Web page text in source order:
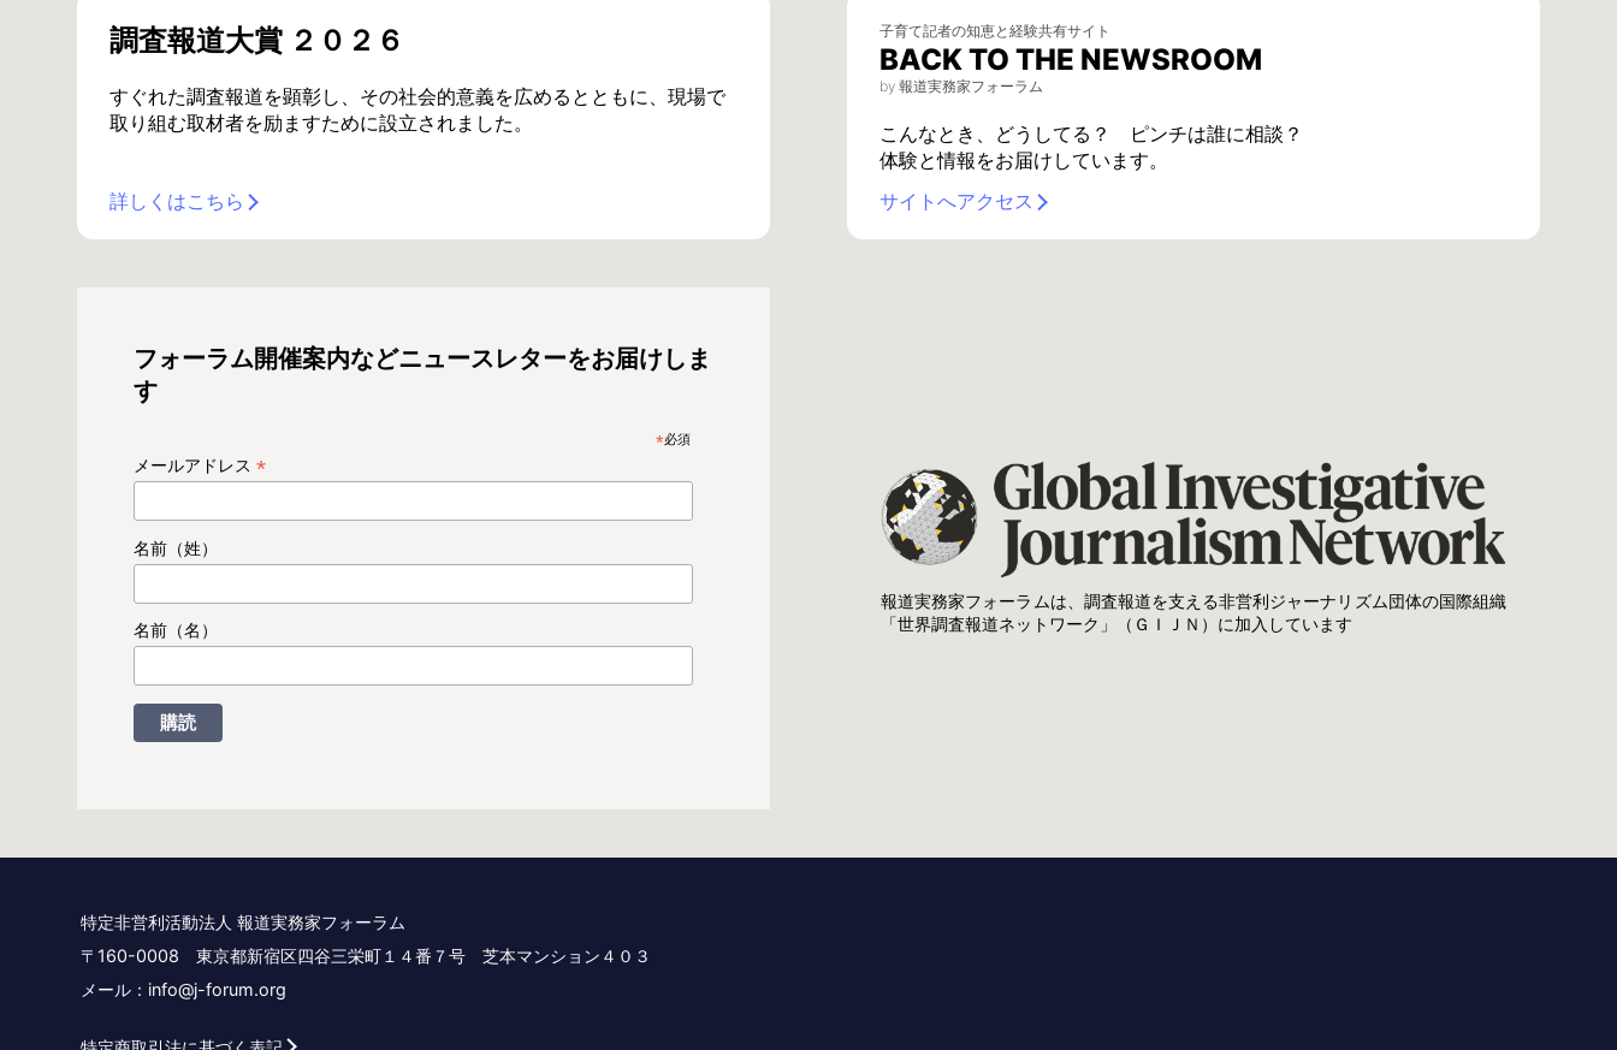
調査報道大賞 ２０２６
すぐれた調査報道を顕彰し、その社会的意義を広めるとともに、現場で
取り組む取材者を励ますために設立されました。
詳しくはこちら
子育て記者の知恵と経験共有サイト
BACK TO THE NEWSROOM
by 報道実務家フォーラム
こんなとき、どうしてる？ ピンチは誰に相談？
体験と情報をお届けしています。
サイトへアクセス
フォーラム開催案内などニュースレターをお届けしま
す
*必須
メールアドレス *
名前（姓）
名前（名）
報道実務家フォーラムは、調査報道を支える非営利ジャーナリズム団体の国際組織
「世界調査報道ネットワーク」（ＧＩＪＮ）に加入しています
特定非営利活動法人 報道実務家フォーラム
〒160-0008 東京都新宿区四谷三栄町１４番７号 芝本マンション４０３
メール：info@j-forum.org